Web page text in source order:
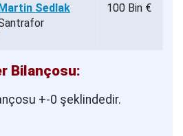
Sedlak
100 Bin €
Bilançosu:
+-0 şeklindedir.